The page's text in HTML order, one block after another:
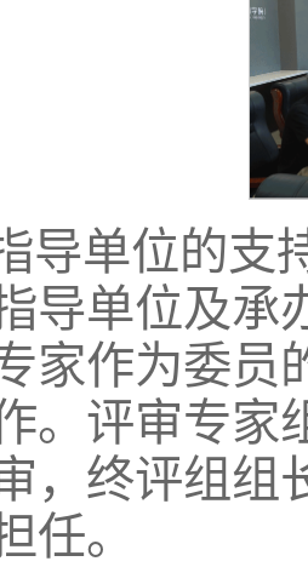
导单位的支
导单位及承
家作为委员
。评审专家
，终评组组
任。